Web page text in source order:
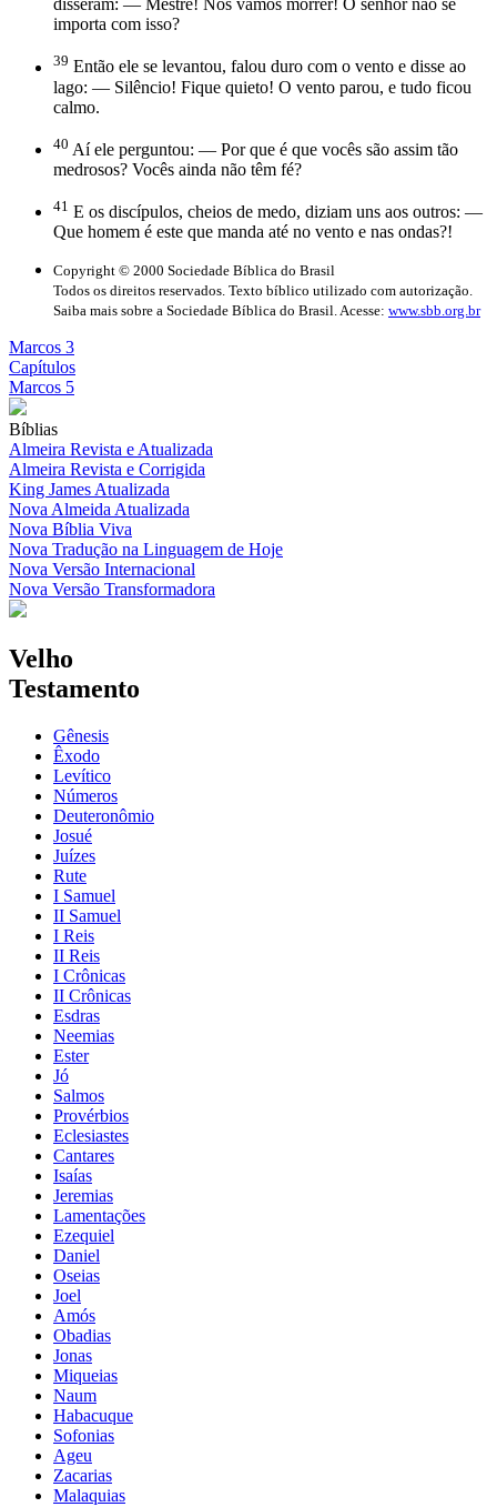
disseram: — Mestre! Nós vamos morrer! O senhor não se
importa com isso?
39 Então ele se levantou, falou duro com o vento e disse ao
lago: — Silêncio! Fique quieto! O vento parou, e tudo ficou
calmo.
40 Aí ele perguntou: — Por que é que vocês são assim tão
medrosos? Vocês ainda não têm fé?
41 E os discípulos, cheios de medo, diziam uns aos outros: —
Que homem é este que manda até no vento e nas ondas?!
Copyright © 2000 Sociedade Bíblica do Brasil
Todos os direitos reservados. Texto bíblico utilizado com autorização.
Saiba mais sobre a Sociedade Bíblica do Brasil. Acesse: www.sbb.org.br
Marcos 3
Capítulos
Marcos 5
Bíblias
Almeira Revista e Atualizada
Almeira Revista e Corrigida
King James Atualizada
Nova Almeida Atualizada
Nova Bíblia Viva
Nova Tradução na Linguagem de Hoje
Nova Versão Internacional
Nova Versão Transformadora
Velho
Testamento
Gênesis
Êxodo
Levítico
Números
Deuteronômio
Josué
Juízes
Rute
I Samuel
II Samuel
I Reis
II Reis
I Crônicas
II Crônicas
Esdras
Neemias
Ester
Jó
Salmos
Provérbios
Eclesiastes
Cantares
Isaías
Jeremias
Lamentações
Ezequiel
Daniel
Oseias
Joel
Amós
Obadias
Jonas
Miqueias
Naum
Habacuque
Sofonias
Ageu
Zacarias
Malaquias